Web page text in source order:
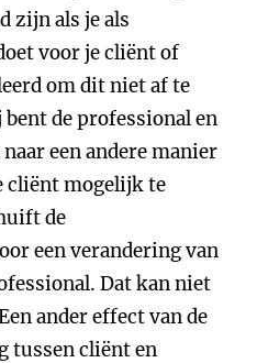
zijn als je als
voor je cliënt of
om dit niet af te
de professional en
een andere manier
cliënt mogelijk te
de
een verandering van
Dat kan niet
ander effect van de
tussen cliënt en